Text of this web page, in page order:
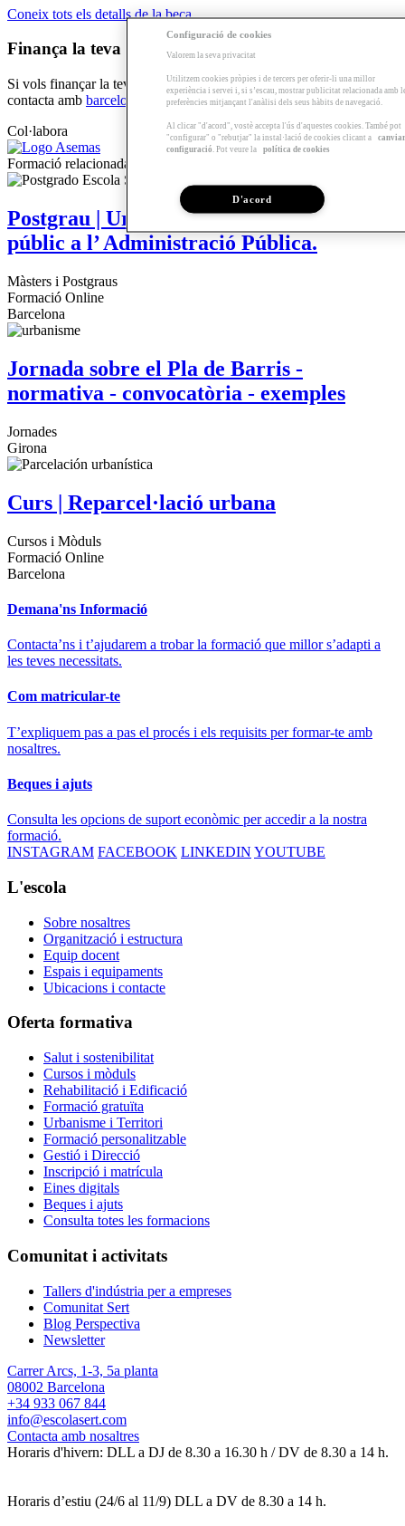
Coneix tots els detalls de la beca
Finança la teva formació!
Si vols finançar la teva formació amb elPréstec formació Sert,
contacta amb barcelona@arquia.eso truca al 93 4826850.
Col·labora
Formació relacionada
Postgrau | Urbanisme, edificació i espai
públic a l’ Administració Pública.
Màsters i Postgraus
Formació Online
Barcelona
Jornada sobre el Pla de Barris -
normativa - convocatòria - exemples
Jornades
Girona
Curs | Reparcel·lació urbana
Cursos i Mòduls
Formació Online
Barcelona
Demana'ns Informació
Contacta’ns i t’ajudarem a trobar la formació que millor s’adapti a
les teves necessitats.
Com matricular-te
T’expliquem pas a pas el procés i els requisits per formar-te amb
nosaltres.
Beques i ajuts
Consulta les opcions de suport econòmic per accedir a la nostra
formació.
INSTAGRAM FACEBOOK LINKEDIN YOUTUBE
L'escola
Sobre nosaltres
Organització i estructura
Equip docent
Espais i equipaments
Ubicacions i contacte
Oferta formativa
Salut i sostenibilitat
Cursos i mòduls
Rehabilitació i Edificació
Formació gratuïta
Urbanisme i Territori
Formació personalitzable
Gestió i Direcció
Inscripció i matrícula
Eines digitals
Beques i ajuts
Consulta totes les formacions
Comunitat i activitats
Tallers d'indústria per a empreses
Comunitat Sert
Blog Perspectiva
Newsletter
Carrer Arcs, 1-3, 5a planta
08002 Barcelona
+34 933 067 844
info@escolasert.com
Contacta amb nosaltres
Horaris d'hivern: DLL a DJ de 8.30 a 16.30 h / DV de 8.30 a 14 h.
Horaris d’estiu (24/6 al 11/9) DLL a DV de 8.30 a 14 h.
Configuració de cookies
Valorem la seva privacitat
Utilitzem cookies pròpies i de tercers per oferir-li una millor
experiència i servei i, si s’escau, mostrar publicitat relacionada amb
preferències mitjançant l'anàlisi dels seus hàbits de navegació.
Al clicar "d'acord", vostè accepta l'ús d'aquestes cookies. També pot
"configurar" o "rebutjar" la instal·lació de cookies clicant a
canviar
configuració . Pot veure la política de cookies
D'acord